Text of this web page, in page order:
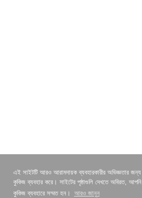
এই সাইটটি আরও আরামদায়ক ব্যবহারকারীর অভিজ্ঞতার জন্য
কুকিজ ব্যবহার করে। সাইটের পৃষ্ঠাগুলি দেখতে অবিরত, আপনি
কুকিজ ব্যবহারে সম্মত হন।
আরও জানুন